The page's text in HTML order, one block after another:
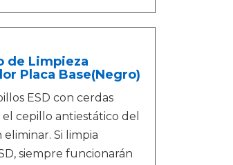
de Limpieza
Placa Base(Negro)
ESD con cerdas
cepillo antiestático del
Si limpia
siempre funcionarán